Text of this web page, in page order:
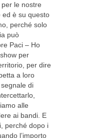
le nostre
ed è su questo
perché solo
può
Paci – Ho
per
per dire
a loro
di
alle
ai bandi. E
perché dopo i
l’importo